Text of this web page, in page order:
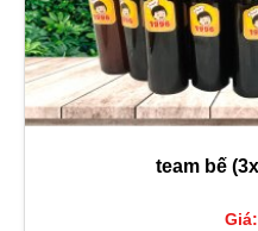
team bế